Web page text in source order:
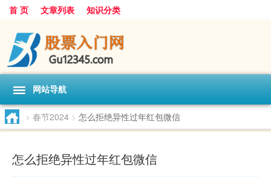
首 页 文章列表 知识分类
网站导航
> 春节2024 > 怎么拒绝异性过年红包微信
怎么拒绝异性过年红包微信